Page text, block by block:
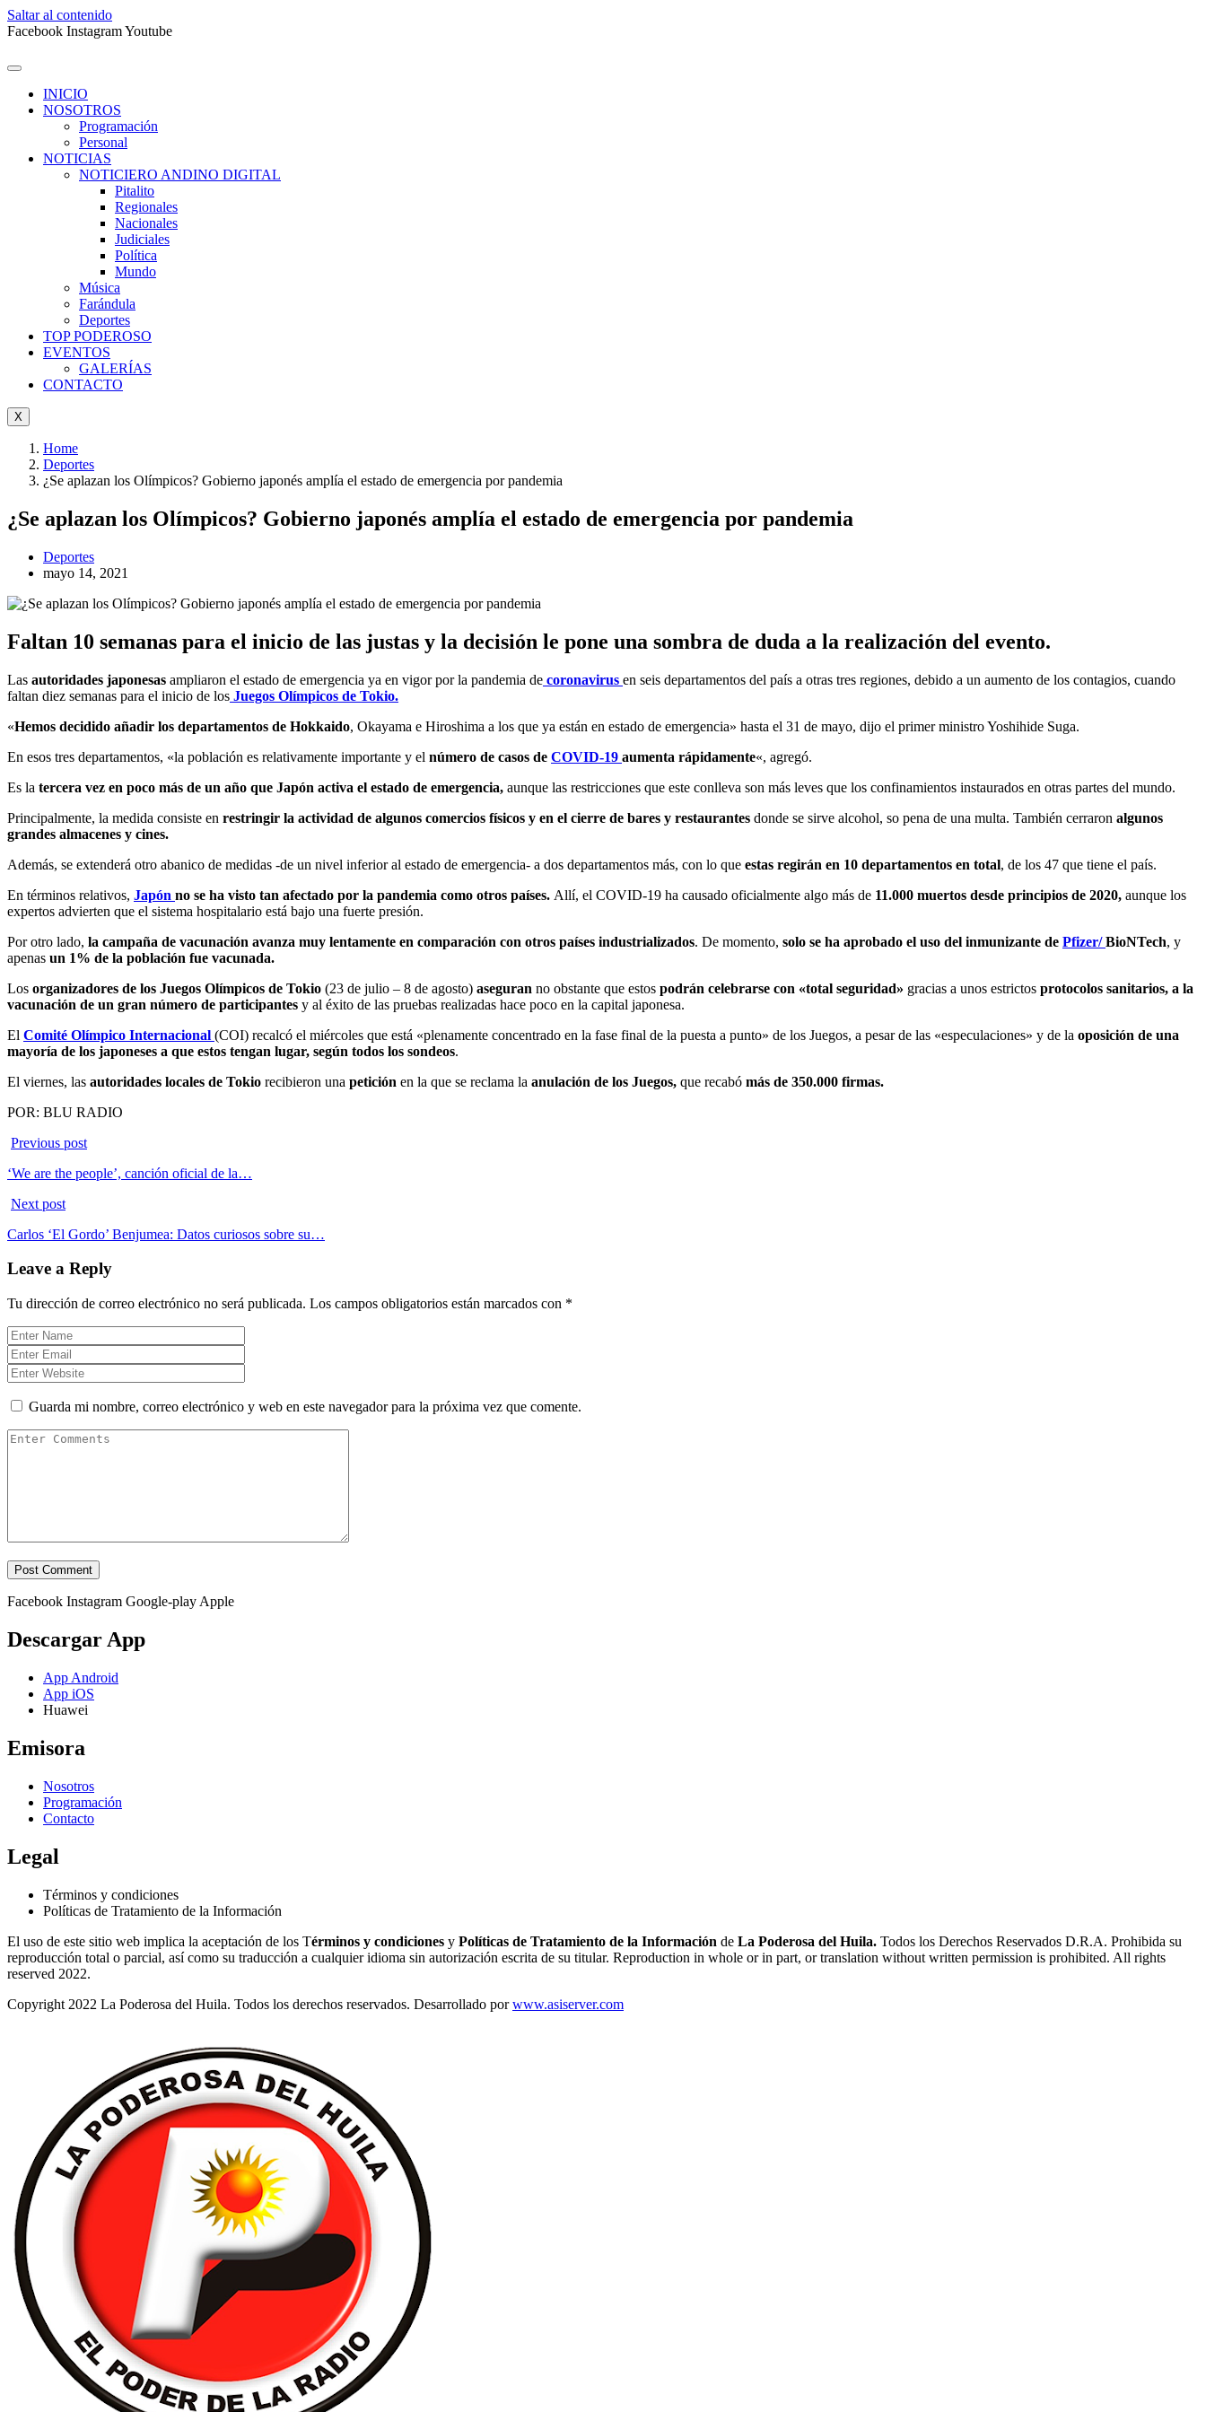
Saltar al contenido
Facebook InstagramYoutube
INICIO
NOSOTROS
Programación
Personal
NOTICIAS
NOTICIERO ANDINO DIGITAL
Pitalito
Regionales
Nacionales
Judiciales
Política
Mundo
Música
Farándula
Deportes
TOP PODEROSO
EVENTOS
GALERÍAS
CONTACTO
X
Home
Deportes
¿Se aplazan los Olímpicos? Gobierno japonés amplía el estado de emergencia por pandemia
¿Se aplazan los Olímpicos? Gobierno japonés amplía el estado de emergencia por pandemia
Deportes
mayo 14, 2021
Faltan 10 semanas para el inicio de las justas y la decisión le pone una sombra de duda a la realización del evento.
Las autoridades japonesas ampliaron el estado de emergencia ya en vigor por la pandemia de coronavirus en seis departamentos del país a otras tres regiones, debido a un aumento de los contagios, cuando
faltan diez semanas para el inicio de los Juegos Olímpicos de Tokio.
«Hemos decidido añadir los departamentos de Hokkaido, Okayama e Hiroshima a los que ya están en estado de emergencia» hasta el 31 de mayo, dijo el primer ministro Yoshihide Suga.
En esos tres departamentos, «la población es relativamente importante y el número de casos de COVID-19 aumenta rápidamente«, agregó.
Es la tercera vez en poco más de un año que Japón activa el estado de emergencia, aunque las restricciones que este conlleva son más leves que los confinamientos instaurados en otras partes del mundo.
Principalmente, la medida consiste en restringir la actividad de algunos comercios físicos y en el cierre de bares y restaurantes donde se sirve alcohol, so pena de una multa. También cerraron algunos
grandes almacenes y cines.
Además, se extenderá otro abanico de medidas -de un nivel inferior al estado de emergencia- a dos departamentos más, con lo que estas regirán en 10 departamentos en total, de los 47 que tiene el país.
En términos relativos, Japón no se ha visto tan afectado por la pandemia como otros países. Allí, el COVID-19 ha causado oficialmente algo más de 11.000 muertos desde principios de 2020, aunque los
expertos advierten que el sistema hospitalario está bajo una fuerte presión.
Por otro lado, la campaña de vacunación avanza muy lentamente en comparación con otros países industrializados. De momento, solo se ha aprobado el uso del inmunizante de Pfizer/BioNTech, y
apenas un 1% de la población fue vacunada.
Los organizadores de los Juegos Olímpicos de Tokio (23 de julio – 8 de agosto) aseguran no obstante que estos podrán celebrarse con «total seguridad» gracias a unos estrictos protocolos sanitarios, a la
vacunación de un gran número de participantes y al éxito de las pruebas realizadas hace poco en la capital japonesa.
El Comité Olímpico Internacional (COI) recalcó el miércoles que está «plenamente concentrado en la fase final de la puesta a punto» de los Juegos, a pesar de las «especulaciones» y de la oposición de una
mayoría de los japoneses a que estos tengan lugar, según todos los sondeos.
El viernes, las autoridades locales de Tokio recibieron una petición en la que se reclama la anulación de los Juegos, que recabó más de 350.000 firmas.
POR: BLU RADIO
Previous post
‘We are the people’, canción oficial de la…
Next post
Carlos ‘El Gordo’ Benjumea: Datos curiosos sobre su…
Leave a Reply
Tu dirección de correo electrónico no será publicada. Los campos obligatorios están marcados con *
Guarda mi nombre, correo electrónico y web en este navegador para la próxima vez que comente.
Facebook Instagram Google-play Apple
Descargar App
App Android
App iOS
Huawei
Emisora
Nosotros
Programación
Contacto
Legal
Términos y condiciones
Políticas de Tratamiento de la Información
El uso de este sitio web implica la aceptación de los Términos y condiciones y Políticas de Tratamiento de la Información de La Poderosa del Huila. Todos los Derechos Reservados D.R.A. Prohibida su
reproducción total o parcial, así como su traducción a cualquier idioma sin autorización escrita de su titular. Reproduction in whole or in part, or translation without written permission is prohibited. All rights
reserved 2022.
Copyright 2022 La Poderosa del Huila. Todos los derechos reservados. Desarrollado porwww.asiserver.com